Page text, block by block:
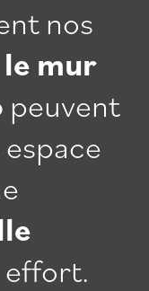
nos
mur
peuvent
effort.